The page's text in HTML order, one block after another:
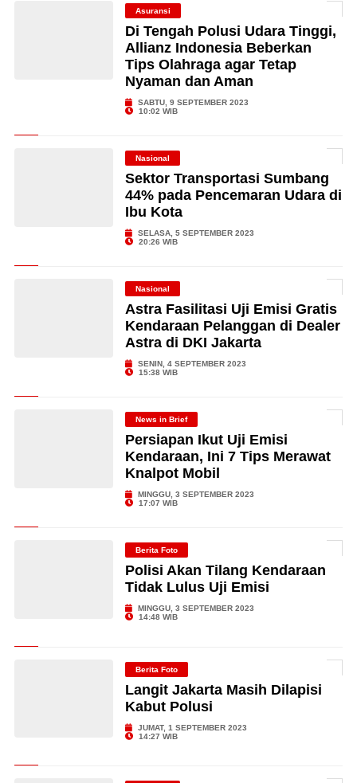
Asuransi
Di Tengah Polusi Udara Tinggi,
Allianz Indonesia Beberkan
Tips Olahraga agar Tetap
Nyaman dan Aman
SABTU, 9 SEPTEMBER 2023
10:02 WIB
Nasional
Sektor Transportasi Sumbang
44% pada Pencemaran Udara di
Ibu Kota
SELASA, 5 SEPTEMBER 2023
20:26 WIB
Nasional
Astra Fasilitasi Uji Emisi Gratis
Kendaraan Pelanggan di Dealer
Astra di DKI Jakarta
SENIN, 4 SEPTEMBER 2023
15:38 WIB
News in Brief
Persiapan Ikut Uji Emisi
Kendaraan, Ini 7 Tips Merawat
Knalpot Mobil
MINGGU, 3 SEPTEMBER 2023
17:07 WIB
Berita Foto
Polisi Akan Tilang Kendaraan
Tidak Lulus Uji Emisi
MINGGU, 3 SEPTEMBER 2023
14:48 WIB
Berita Foto
Langit Jakarta Masih Dilapisi
Kabut Polusi
JUMAT, 1 SEPTEMBER 2023
14:27 WIB